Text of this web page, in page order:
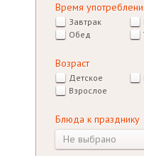
Время
Завтрак
Обед
Возраст
Детское
Взрослое
Блюда к празднику
Не выбрано